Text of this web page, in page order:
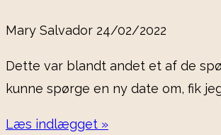
Mary Salvador 24/02/2022
Dette var blandt andet et af de
kunne spørge en ny date om, fik
Læs indlægget »